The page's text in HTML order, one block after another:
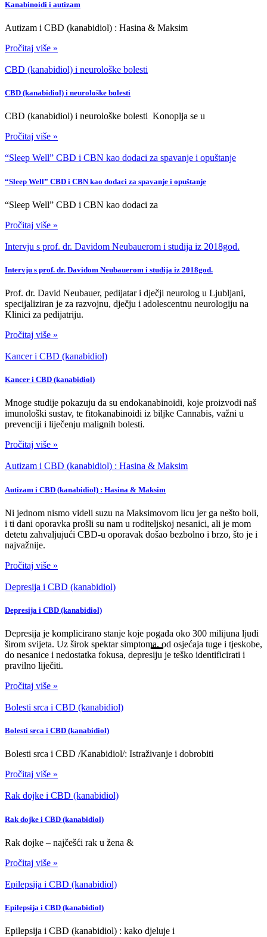
Kanabinoidi i autizam
Autizam i CBD (kanabidiol) : Hasina & Maksim
Pročitaj više »
CBD (kanabidiol) i neurološke bolesti
CBD (kanabidiol) i neurološke bolesti
CBD (kanabidiol) i neurološke bolesti Konoplja se u
Pročitaj više »
“Sleep Well” CBD i CBN kao dodaci za spavanje i opuštanje
“Sleep Well” CBD i CBN kao dodaci za spavanje i opuštanje
“Sleep Well” CBD i CBN kao dodaci za
Pročitaj više »
Intervju s prof. dr. Davidom Neubauerom i studija iz 2018god.
Intervju s prof. dr. Davidom Neubauerom i studija iz 2018god.
Prof. dr. David Neubauer, pedijatar i dječji neurolog u Ljubljani,
specijaliziran je za razvojnu, dječju i adolescentnu neurologiju na
Klinici za pedijatriju.
Pročitaj više »
Kancer i CBD (kanabidiol)
Kancer i CBD (kanabidiol)
Mnoge studije pokazuju da su endokanabinoidi, koje proizvodi naš
imunološki sustav, te fitokanabinoidi iz biljke Cannabis, važni u
prevenciji i liječenju malignih bolesti.
Pročitaj više »
Autizam i CBD (kanabidiol) : Hasina & Maksim
Autizam i CBD (kanabidiol) : Hasina & Maksim
Ni jednom nismo videli suzu na Maksimovom licu jer ga nešto boli,
i ti dani oporavka prošli su nam u roditeljskoj nesanici, ali je mom
detetu zahvaljujući CBD-u oporavak došao bezbolno i brzo, što je i
najvažnije.
Pročitaj više »
Depresija i CBD (kanabidiol)
Depresija i CBD (kanabidiol)
Depresija je komplicirano stanje koje pogađa oko 300 milijuna ljudi
širom svijeta. Uz širok spektar simptoma, od osjećaja tuge i tjeskobe,
do nesanice i nedostatka fokusa, depresiju je teško identificirati i
pravilno liječiti.
Pročitaj više »
Bolesti srca i CBD (kanabidiol)
Bolesti srca i CBD (kanabidiol)
Bolesti srca i CBD /Kanabidiol/: Istraživanje i dobrobiti
Pročitaj više »
Rak dojke i CBD (kanabidiol)
Rak dojke i CBD (kanabidiol)
Rak dojke – najčešći rak u žena &
Pročitaj više »
Epilepsija i CBD (kanabidiol)
Epilepsija i CBD (kanabidiol)
Epilepsija i CBD (kanabidiol) : kako djeluje i